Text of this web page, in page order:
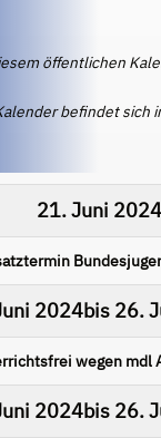
öffentlichen
befindet sich
21. Juni 2024
2024bis 26.
wegen mdl
2024bis 26.